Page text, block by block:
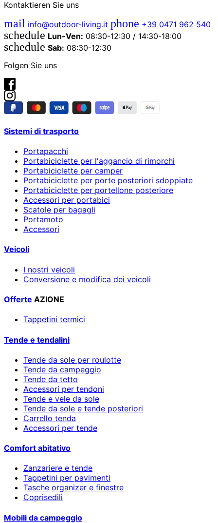
Kontaktieren Sie uns
mail info@outdoor-living.it phone +39 0471 962 540
schedule Lun-Ven: 08:30-12:30 / 14:30-18:00
schedule Sab: 08:30-12:30
Folgen Sie uns
Sistemi di trasporto
Portapacchi
Portabiciclette per l'aggancio di rimorchi
Portabiciclette per camper
Portabiciclette per porte posteriori sdoppiate
Portabiciclette per portellone posteriore
Accessori per portabici
Scatole per bagagli
Portamoto
Accessori
Veicoli
I nostri veicoli
Conversione e modifica dei veicoli
Offerte AZIONE
Tappetini termici
Tende e tendalini
Tende da sole per roulotte
Tende da campeggio
Tende da tetto
Accessori per tendoni
Tende e vele da sole
Tende da sole e tende posteriori
Carrello tenda
Accessori per tende
Comfort abitativo
Zanzariere e tende
Tappetini per pavimenti
Tasche organizer e finestre
Coprisedili
Mobili da campeggio